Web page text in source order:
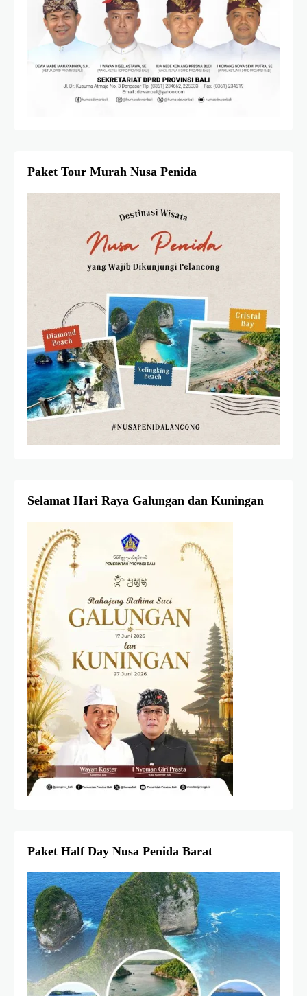
Paket Tour Murah Nusa Penida
Selamat Hari Raya Galungan dan Kuningan
Paket Half Day Nusa Penida Barat